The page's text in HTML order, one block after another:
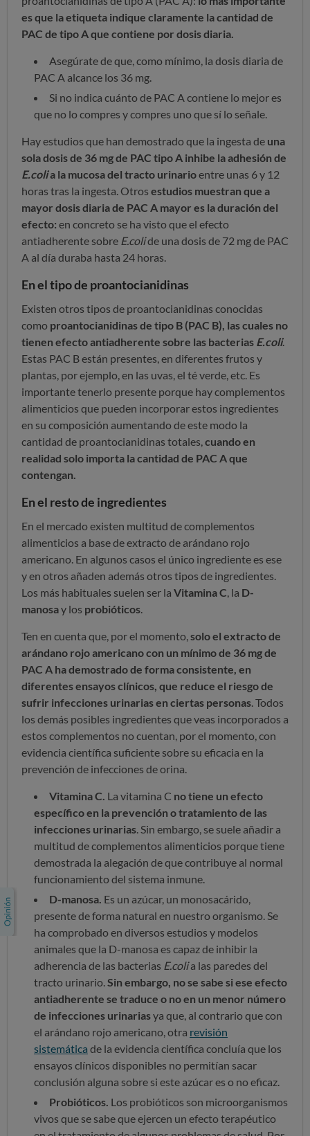
es que la etiqueta indique claramente la cantidad de
PAC de tipo A que contiene por dosis diaria.
Asegúrate de que, como mínimo, la dosis diaria de
PAC A alcance los 36 mg.
Si no indica cuánto de PAC A contiene lo mejor es
que no lo compres y compres uno que sí lo señale.
Hay estudios que han demostrado que la ingesta de una
sola dosis de 36 mg de PAC tipo A inhibe la adhesión de
E.colia la mucosa del tracto urinarioentre unas 6 y 12
horas tras la ingesta. Otros estudios muestran que a
mayor dosis diaria de PAC A mayor es la duración del
efecto: en concreto se ha visto que el efecto
antiadherente sobre E.colide una dosis de 72 mg de PAC
A al día duraba hasta 24 horas.
En el tipo de proantocianidinas
Existen otros tipos de proantocianidinas conocidas
como proantocianidinas de tipo B (PAC B), las cuales no
tienen efecto antiadherente sobre las bacterias E.coli.
Estas PAC B están presentes, en diferentes frutos y
plantas, por ejemplo, en las uvas, el té verde, etc. Es
importante tenerlo presente porque hay complementos
alimenticios que pueden incorporar estos ingredientes
en su composición aumentando de este modo la
cantidad de proantocianidinas totales, cuando en
realidad solo importa la cantidad de PAC A que
contengan.
En el resto de ingredientes
En el mercado existen multitud de complementos
alimenticios a base de extracto de arándano rojo
americano. En algunos casos el único ingrediente es ese
y en otros añaden además otros tipos de ingredientes.
Los más habituales suelen ser la Vitamina C , la D-
manosay los probióticos
Ten en cuenta que, por el momento, solo el extracto de
arándano rojo americano con un mínimo de 36 mg de
PAC A ha demostrado de forma consistente, en
diferentes ensayos clínicos, que reduce el riesgo de
sufrir infecciones urinarias en ciertas personas . Todos
los demás posibles ingredientes que veas incorporados a
estos complementos no cuentan, por el momento, con
evidencia científica suficiente sobre su eficacia en la
prevención de infecciones de orina.
Vitamina C. La vitamina C no tiene un efecto
específico en la prevención o tratamiento de las
infecciones urinarias . Sin embargo, se suele añadir a
multitud de complementos alimenticios porque tiene
demostrada la alegación de que contribuye al normal
funcionamiento del sistema inmune.
D-manosa. Es un azúcar, un monosacárido,
presente de forma natural en nuestro organismo. Se
ha comprobado en diversos estudios y modelos
animales que la D-manosa es capaz de inhibir la
adherencia de las bacterias E.colia las paredes del
tracto urinario. Sin embargo, no se sabe si ese efecto
antiadherente se traduce o no en un menor número
de infecciones urinariasya que, al contrario que con
el arándano rojo americano, otra revisión
sistemática de la evidencia científica concluía que los
ensayos clínicos disponibles no permitían sacar
conclusión alguna sobre si este azúcar es o no eficaz.
Probióticos. Los probióticos son microorganismos
vivos que se sabe que ejercen un efecto terapéutico